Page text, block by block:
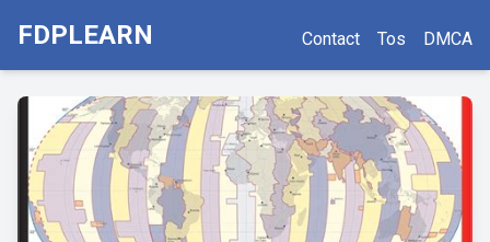
FDPLEARN Contact Tos DMCA